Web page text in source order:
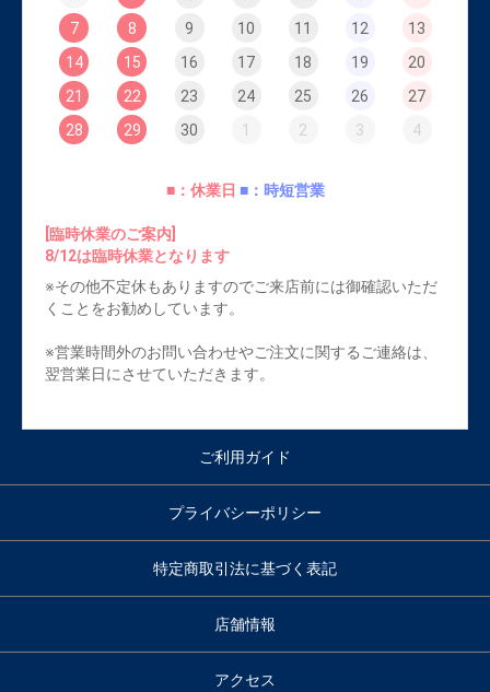
7
8 9 10 11 12
13
14
15 16 17 18 19
20
21
22 23 24 25 26
27
28
29 30 1 2 3 4
■：休業日 ■：時短営業
[臨時休業のご案内]
8/12は臨時休業となります
※その他不定休もありますのでご来店前には御確認いただ
くことをお勧めしています。
※営業時間外のお問い合わせやご注文に関するご連絡は、
翌営業日にさせていただきます。
ご利用ガイド
プライバシーポリシー
特定商取引法に基づく表記
店舗情報
アクセス